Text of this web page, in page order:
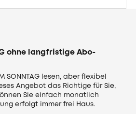
ohne langfristige Abo-
SONNTAG lesen, aber flexibel
Angebot das Richtige für Sie,
Sie einfach monatlich
erfolgt immer frei Haus.